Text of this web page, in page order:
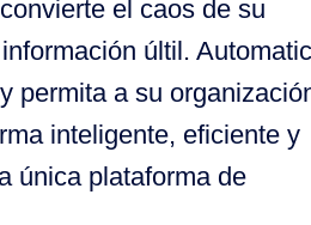
el caos de su
últil.
permita a su
inteligente, eficiente y
única plataforma de